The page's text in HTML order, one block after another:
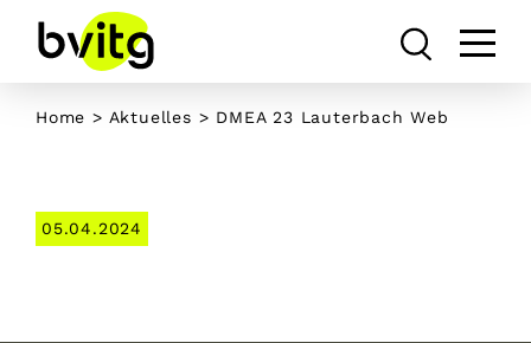
content
Home > Aktuelles > DMEA 23 Lauterbach Web
05.04.2024